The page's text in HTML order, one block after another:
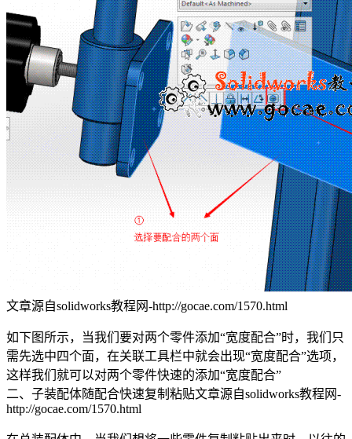
文章源自solidworks教程网-http://gocae.com/1570.html
如下图所示，当我们要对两个零件添加“宽度配合”时，我们只
需先选中四个面，在关联工具栏中就会出现“宽度配合”选项，
这样我们就可以对两个零件快速的添加“宽度配合”
二、子装配体随配合快速复制粘贴文章源自solidworks教程网-
http://gocae.com/1570.html